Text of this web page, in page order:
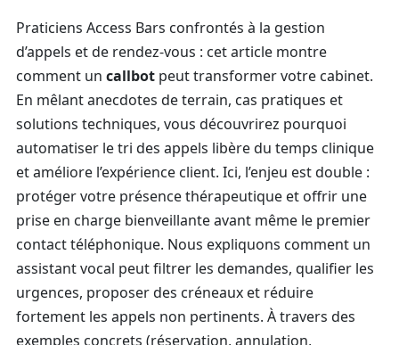
Praticiens Access Bars confrontés à la gestion
d’appels et de rendez‑vous : cet article montre
comment un callbot peut transformer votre cabinet.
En mêlant anecdotes de terrain, cas pratiques et
solutions techniques, vous découvrirez pourquoi
automatiser le tri des appels libère du temps clinique
et améliore l’expérience client. Ici, l’enjeu est double :
protéger votre présence thérapeutique et offrir une
prise en charge bienveillante avant même le premier
contact téléphonique. Nous expliquons comment un
assistant vocal peut filtrer les demandes, qualifier les
urgences, proposer des créneaux et réduire
fortement les appels non pertinents. À travers des
exemples concrets (réservation, annulation,